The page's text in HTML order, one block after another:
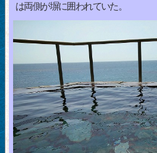
は両側が塀に囲われていた。